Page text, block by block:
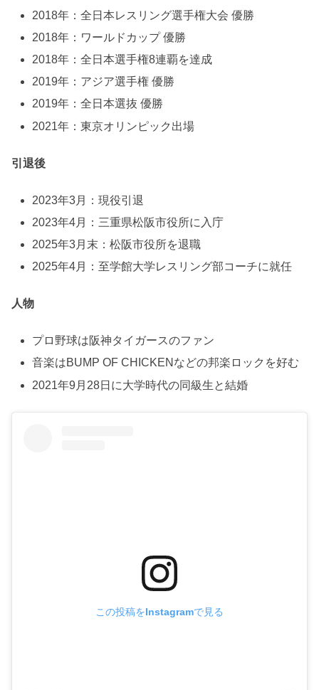
2018年：全日本レスリング選手権大会 優勝
2018年：ワールドカップ 優勝
2018年：全日本選手権8連覇を達成
2019年：アジア選手権 優勝
2019年：全日本選抜 優勝
2021年：東京オリンピック出場
引退後
2023年3月：現役引退
2023年4月：三重県松阪市役所に入庁
2025年3月末：松阪市役所を退職
2025年4月：至学館大学レスリング部コーチに就任
人物
プロ野球は阪神タイガースのファン
音楽はBUMP OF CHICKENなどの邦楽ロックを好む
2021年9月28日に大学時代の同級生と結婚
この投稿をInstagramで見る